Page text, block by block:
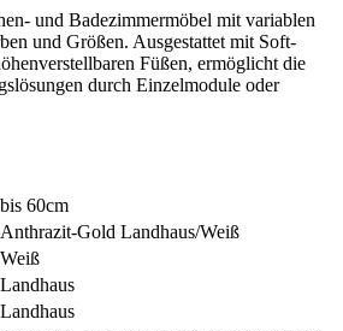
und Badezimmermöbel mit variablen
und Größen. Ausgestattet mit Soft-
Füßen, ermöglicht die
durch Einzelmodule oder
bis 60cm
Anthrazit-Gold Landhaus/Weiß
Weiß
Landhaus
Landhaus